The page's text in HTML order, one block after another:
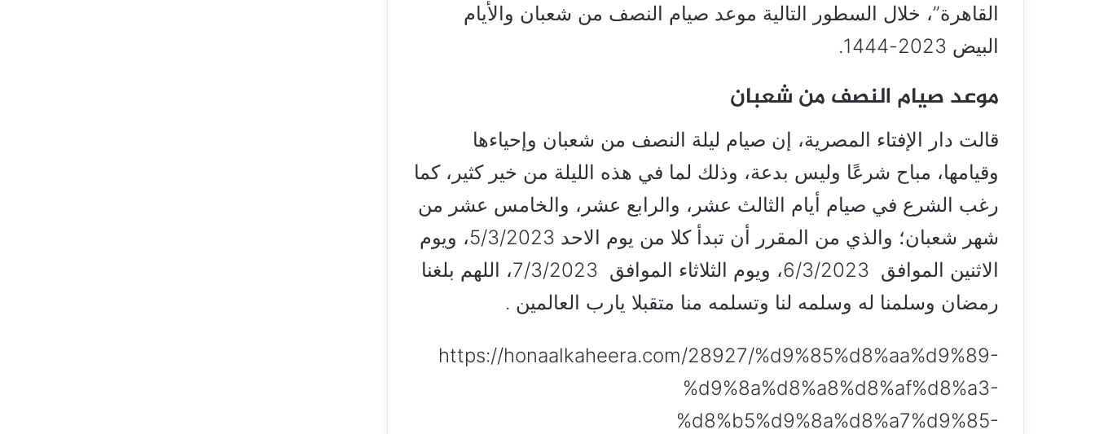
القاهرة”، خلال السطور التالية موعد صيام النصف من شعبان والأيام
البيض 2023-1444.
موعد صيام النصف من شعبان
قالت دار الإفتاء المصرية، إن صيام ليلة النصف من شعبان وإحياءها
وقيامها، مباح شرعًا وليس بدعة، وذلك لما في هذه الليلة من خير كثير، كما
رغب الشرع في صيام أيام الثالث عشر، والرابع عشر، والخامس عشر من
شهر شعبان؛ والذي من المقرر أن تبدأ كلا من يوم الاحد 5/3/2023، ويوم
الاثنين الموافق 6/3/2023، ويوم الثلاثاء الموافق 7/3/2023، اللهم بلغنا
رمضان وسلمنا له وسلمه لنا وتسلمه منا متقبلا يارب العالمين .
https://honaalkaheera.com/28927/%d9%85%d8%aa%d9%89-
%d9%8a%d8%a8%d8%af%d8%a3-
%d8%b5%d9%8a%d8%a7%d9%85-